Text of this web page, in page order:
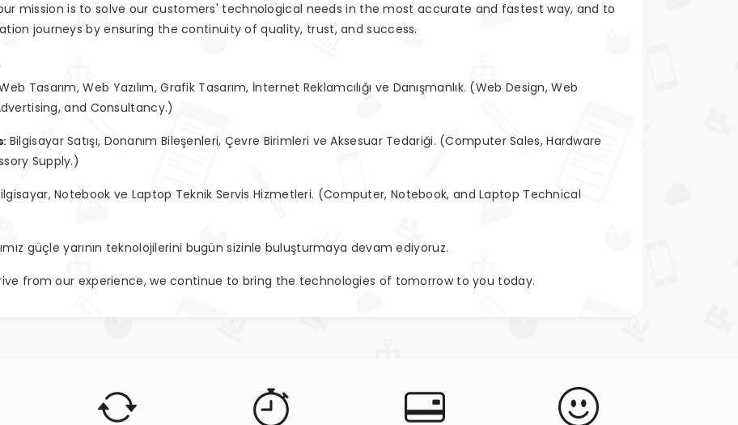
mission is to solve our customers' technological needs in the most accurate and fastest way, and to
journeys by ensuring the continuity of quality, trust, and success.
Tasarım, Web Yazılım, Grafik Tasarım, İnternet Reklamcılığı ve Danışmanlık. (Web Design, Web
and Consultancy.)
Bilgisayar Satışı, Donanım Bileşenleri, Çevre Birimleri ve Aksesuar Tedariği. (Computer Sales, Hardware
Supply.)
Notebook ve Laptop Teknik Servis Hizmetleri. (Computer, Notebook, and Laptop Technical
güçle yarının teknolojilerini bugün sizinle buluşturmaya devam ediyoruz.
from our experience, we continue to bring the technologies of tomorrow to you today.